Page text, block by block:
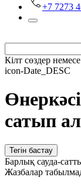
+7 7273
Кілт сөздер
icon-Date_DESC
сатып
Тегін бастау
Барлық сауда-
Жазбалар